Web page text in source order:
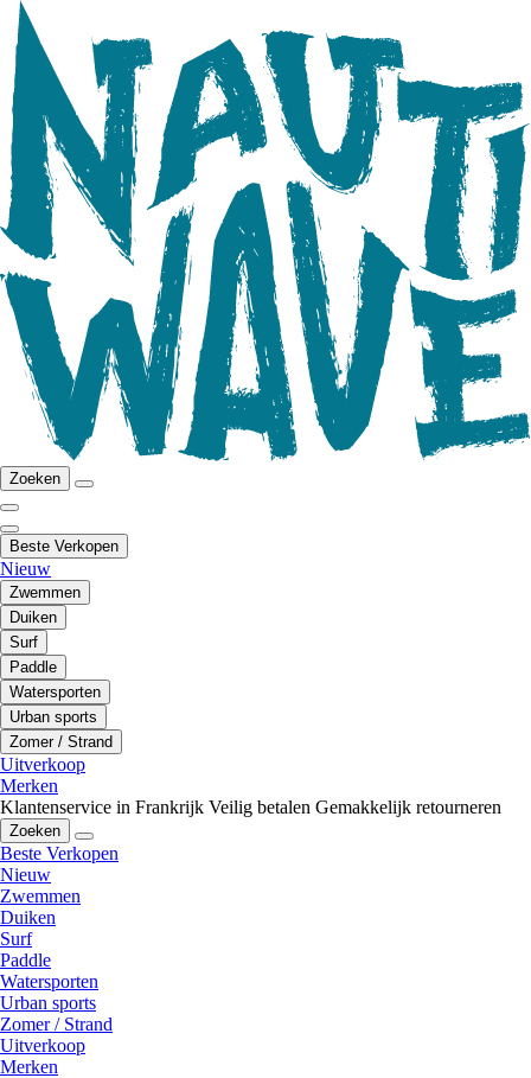
Zoeken
Beste Verkopen
Nieuw
Zwemmen
Duiken
Surf
Paddle
Watersporten
Urban sports
Zomer / Strand
Uitverkoop
Merken
Klantenservice in Frankrijk Veilig betalen Gemakkelijk retourneren
Zoeken
Beste Verkopen
Nieuw
Zwemmen
Duiken
Surf
Paddle
Watersporten
Urban sports
Zomer / Strand
Uitverkoop
Merken